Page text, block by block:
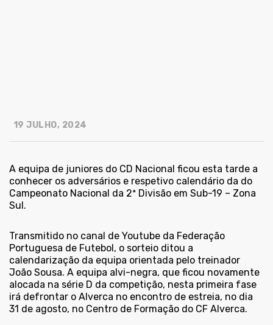
19 JULHO, 2024
A equipa de juniores do CD Nacional ficou esta tarde a
conhecer os adversários e respetivo calendário da do
Campeonato Nacional da 2ª Divisão em Sub-19 – Zona
Sul.
Transmitido no canal de Youtube da Federação
Portuguesa de Futebol, o sorteio ditou a
calendarização da equipa orientada pelo treinador
João Sousa. A equipa alvi-negra, que ficou novamente
alocada na série D da competição, nesta primeira fase
irá defrontar o Alverca no encontro de estreia, no dia
31 de agosto, no Centro de Formação do CF Alverca.